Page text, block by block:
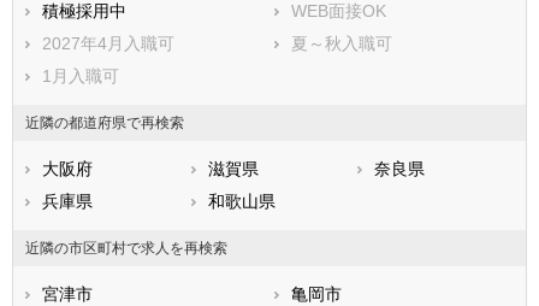
積極採用中
WEB面接OK
2027年4月入職可
夏～秋入職可
1月入職可
近隣の都道府県で再検索
大阪府 滋賀県
奈良県
兵庫県
和歌山県
近隣の市区町村で求人を再検索
宮津市
亀岡市